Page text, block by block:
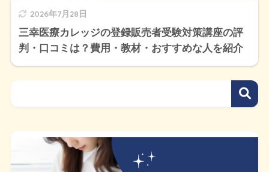
2026年7月28日
三幸医療カレッジの登録販売者受験対策講座の評
判・口コミは？費用・教材・おすすめな人を紹介